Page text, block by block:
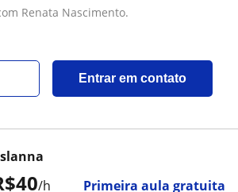
Renata Nascimento.
Entrar em contato
/h Primeira aula gratuita